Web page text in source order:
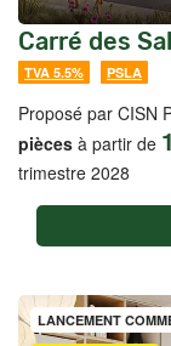
Carré des
TVA 5.5% PSLA
Proposé par CISN
pièces à partir de
trimestre 2028
LANCEMENT